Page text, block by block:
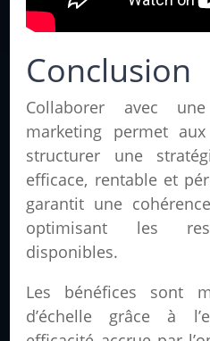
Conclusion
Collaborer avec
marketing permet
structurer une
efficace, rentable et
garantit une
optimisant les
disponibles.
Les bénéfices sont
d’échelle grâce à